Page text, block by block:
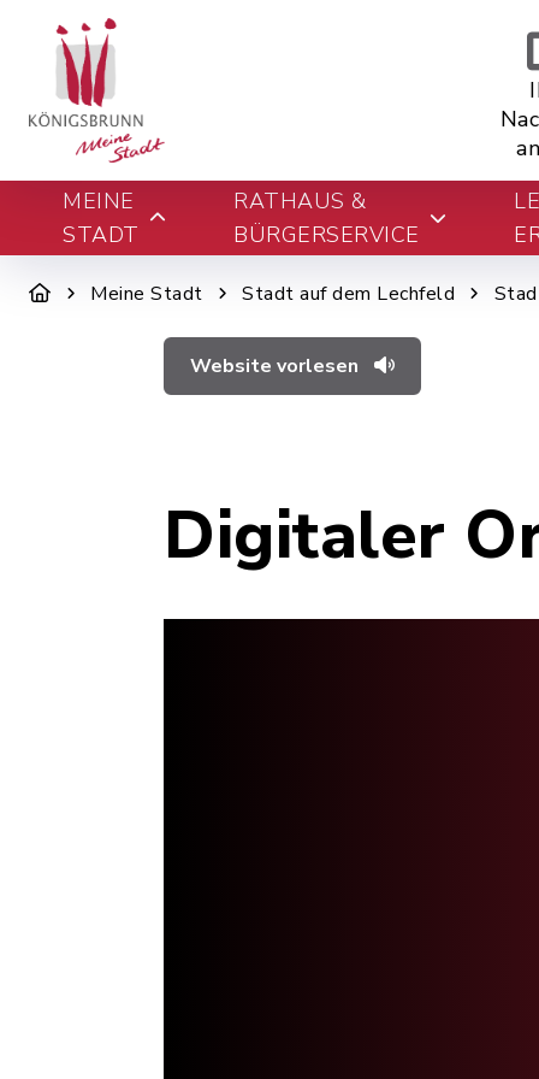
MEINE
STADT
RATHAUS &
BÜRGERSERVICE
Meine Stadt Stadt auf dem Lechfeld
Website vorlesen
Digitaler